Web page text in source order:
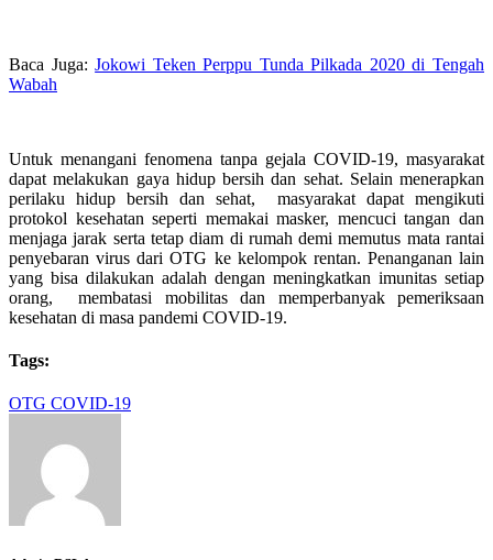
Baca Juga:Jokowi Teken Perppu Tunda Pilkada 2020 di Tengah
Wabah
Untuk menangani fenomena tanpa gejala COVID-19, masyarakat
dapat melakukan gaya hidup bersih dan sehat. Selain menerapkan
perilaku hidup bersih dan sehat, masyarakat dapat mengikuti
protokol kesehatan seperti memakai masker, mencuci tangan dan
menjaga jarak serta tetap diam di rumah demi memutus mata rantai
penyebaran virus dari OTG ke kelompok rentan. Penanganan lain
yang bisa dilakukan adalah dengan meningkatkan imunitas setiap
orang, membatasi mobilitas dan memperbanyak pemeriksaan
kesehatan di masa pandemi COVID-19.
Tags:
OTG COVID-19